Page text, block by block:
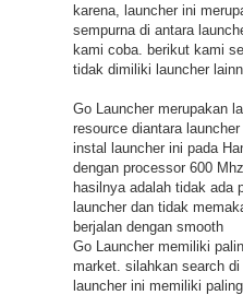
Memasuki New Normal di
Antara Teman dan Prinsip
Cara Ibadah Tepat Waktu di
karena, launcher ini
sempurna di antara
kami coba. berikut kami
tidak dimiliki launcher
Go Launcher merupakan
resource diantara
instal launcher ini pada
dengan processor 600
hasilnya adalah tidak ada
launcher dan tidak
berjalan dengan smooth
Go Launcher memiliki
market. silahkan search
launcher ini memiliki